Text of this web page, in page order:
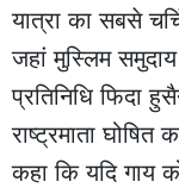
यात्रा का सबसे
जहां मुस्लिम
प्रतिनिधि फिदा
राष्ट्रमाता
कहा कि यदि गाय